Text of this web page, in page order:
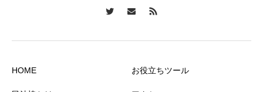
HOME お役立ちツール